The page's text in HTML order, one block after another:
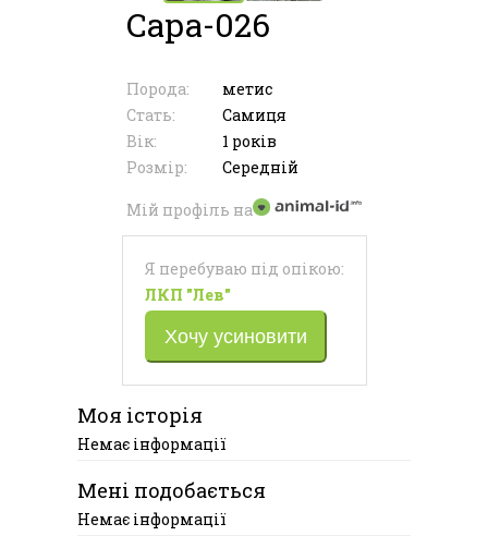
Сара-026
Порода:
Стать:
Вік:
Розмір:
метис
Самиця
1 років
Середній
Мій профіль на
Я перебуваю під опікою:
ЛКП "Лев"
Хочу усиновити
Моя історія
Немає інформації
Мені подобається
Немає інформації